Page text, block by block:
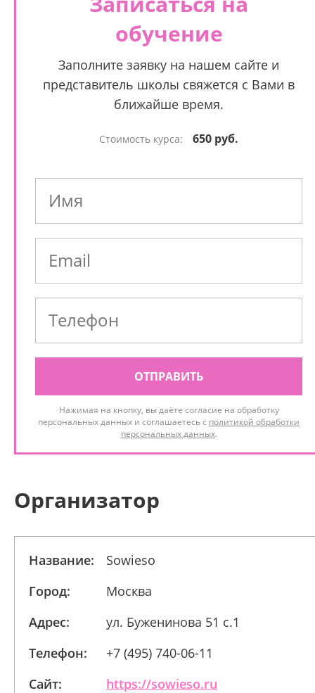
обучение
Заполните заявку на нашем сайте и
представитель школы свяжется с Вами в
ближайше время.
Стоимость курса: 650 руб.
ОТПРАВИТЬ
Нажимая на кнопку, вы даёте согласие на обработку
персональных данных и соглашаетесь с политикой обработки
персональных данных.
Организатор
Название:
Sowieso
Город:
Москва
Адрес:
ул. Буженинова 51 с.1
Телефон:
+7 (495) 740-06-11
Сайт:
https://sowieso.ru